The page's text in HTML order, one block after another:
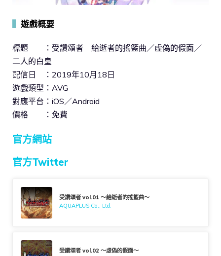
遊戲概要
標題 ：受讚頌者 給逝者的搖籃曲／虛偽的假面／
二人的白皇
配信日 ：2019年10月18日
遊戲類型：AVG
對應平台：iOS／Android
價格 ：免費
官方網站
官方Twitter
受讚頌者 vol.01 ～給逝者的搖籃曲～
AQUAPLUS Co., Ltd.
受讚頌者 vol.02 ～虛偽的假面～